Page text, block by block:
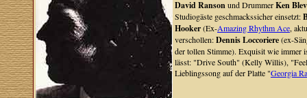
David Ransonund DrummerKen
Studiogäste geschmackssicher einsetzt:
Hooker(Ex-Amazing Rhythm Ace,
verschollen:Dennis Loccoriere(ex-
der tollen Stimme). Exquisit wie immer
lässt: "Drive South" (Kelly Willis),
Lieblingssong auf der Platte "Georgia